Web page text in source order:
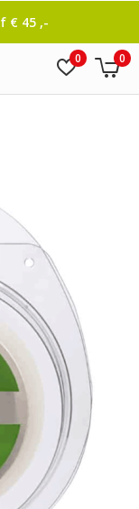
0 0
€ 45 ,-